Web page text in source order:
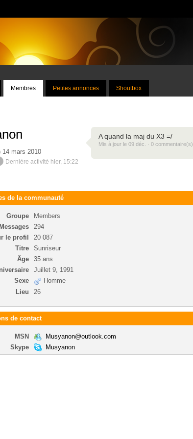
Membres Petites annonces Shoutbox
14 mars 2010
Dernière activité hier, 15:22
A quand la maj du X3 =/
Mis à jour le 09 déc. · 0 commentaire(s)
de la communauté
Groupe
Members
Messages
294
le profil
20 087
Titre
Sunriseur
Âge
35 ans
Juillet 9, 1991
Sexe
Homme
Lieu
26
de contact
MSN
Musyanon@outlook.com
Skype
Musyanon